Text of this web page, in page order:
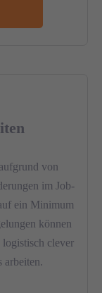
von
im Job-
ein Minimum
können
clever
arbeiten.